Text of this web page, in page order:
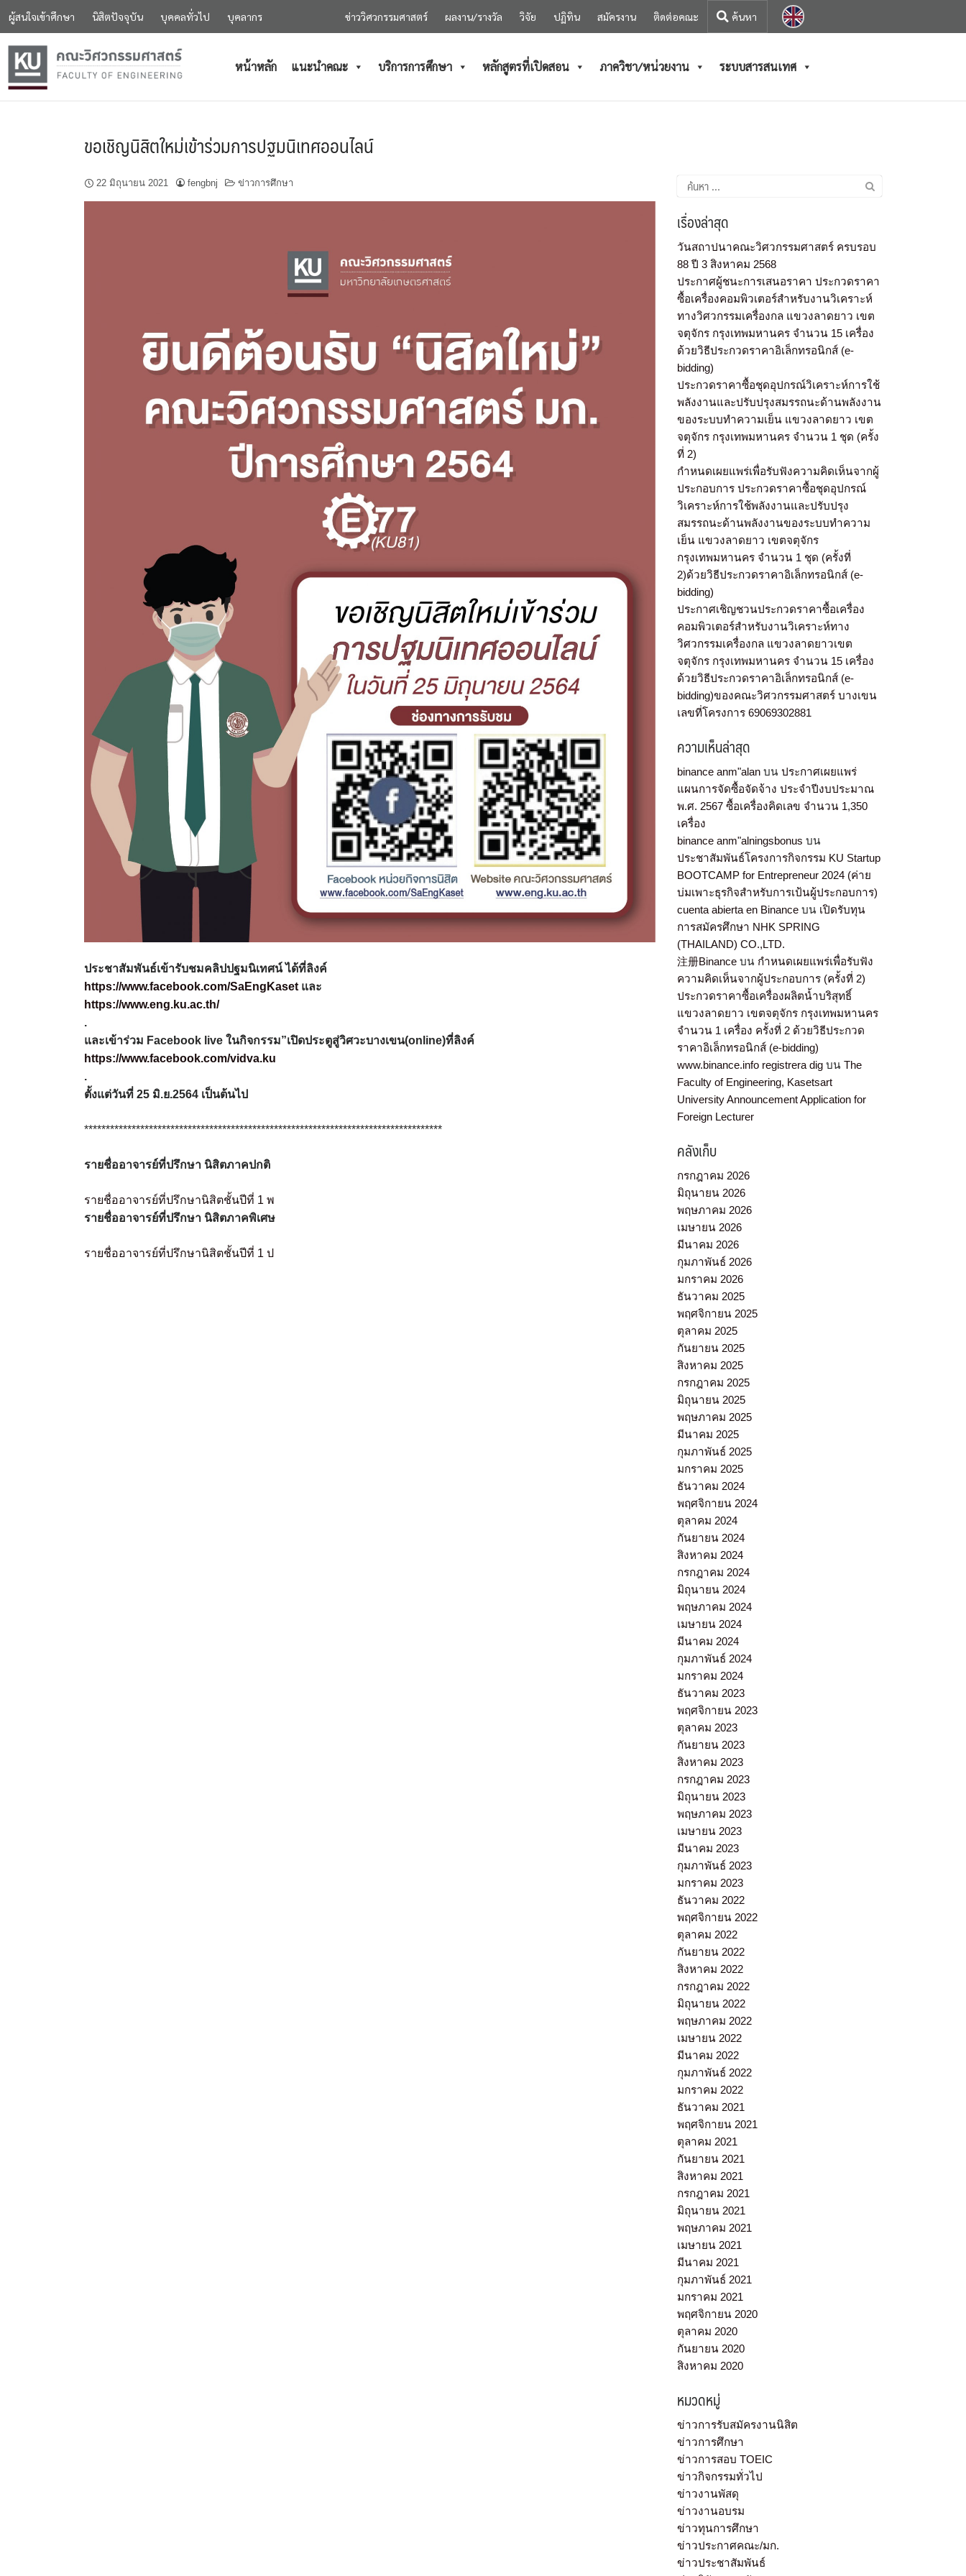
ผู้สนใจเข้าศึกษา นิสิตปัจจุบัน บุคคลทั่วไป บุคลากร ข่าววิศวกรรมศาสตร์ ผลงาน/รางวัล วิจัย ปฏิทิน สมัครงาน ติดต่อคณะ
หน้าหลัก แนะนำคณะ บริการการศึกษา หลักสูตรที่เปิดสอน ภาควิชา/หน่วยงาน ระบบสารสนเทศ
ขอเชิญนิสิตใหม่เข้าร่วมการปฐมนิเทศออนไลน์
22 มิถุนายน 2021 fengbnj ข่าวการศึกษา
ประชาสัมพันธ์เข้ารับชมคลิปปฐมนิเทศน์ ได้ที่ลิงค์
https://www.facebook.com/SaEngKaset และ
https://www.eng.ku.ac.th/
.
และเข้าร่วม Facebook live ในกิจกรรม”เปิดประตูสู่วิศวะบางเขน(online)ที่ลิงค์
https://www.facebook.com/vidva.ku
.
ตั้งแต่วันที่ 25 มิ.ย.2564 เป็นต้นไป
***********************************************************************************
รายชื่ออาจารย์ที่ปรึกษา นิสิตภาคปกติ
รายชื่ออาจารย์ที่ปรึกษานิสิตชั้นปีที่ 1 พ
รายชื่ออาจารย์ที่ปรึกษา นิสิตภาคพิเศษ
รายชื่ออาจารย์ที่ปรึกษานิสิตชั้นปีที่ 1 ป
เรื่องล่าสุด
วันสถาปนาคณะวิศวกรรมศาสตร์ ครบรอบ
88 ปี 3 สิงหาคม 2568
ประกาศผู้ชนะการเสนอราคา ประกวดราคา
ซื้อเครื่องคอมพิวเตอร์สำหรับงานวิเคราะห์
ทางวิศวกรรมเครื่องกล แขวงลาดยาว เขต
จตุจักร กรุงเทพมหานคร จำนวน 15 เครื่อง
ด้วยวิธีประกวดราคาอิเล็กทรอนิกส์ (e-
bidding)
ประกวดราคาซื้อชุดอุปกรณ์วิเคราะห์การใช้
พลังงานและปรับปรุงสมรรถนะด้านพลังงาน
ของระบบทำความเย็น แขวงลาดยาว เขต
จตุจักร กรุงเทพมหานคร จำนวน 1 ชุด (ครั้ง
ที่ 2)
กำหนดเผยแพร่เพื่อรับฟังความคิดเห็นจากผู้
ประกอบการ ประกวดราคาซื้อชุดอุปกรณ์
วิเคราะห์การใช้พลังงานและปรับปรุง
สมรรถนะด้านพลังงานของระบบทำความ
เย็น แขวงลาดยาว เขตจตุจักร
กรุงเทพมหานคร จำนวน 1 ชุด (ครั้งที่
2)ด้วยวิธีประกวดราคาอิเล็กทรอนิกส์ (e-
bidding)
ประกาศเชิญชวนประกวดราคาซื้อเครื่อง
คอมพิวเตอร์สำหรับงานวิเคราะห์ทาง
วิศวกรรมเครื่องกล แขวงลาดยาวเขต
จตุจักร กรุงเทพมหานคร จำนวน 15 เครื่อง
ด้วยวิธีประกวดราคาอิเล็กทรอนิกส์ (e-
bidding)ของคณะวิศวกรรมศาสตร์ บางเขน
เลขที่โครงการ 69069302881
ความเห็นล่าสุด
binance anm"alan บนประกาศเผยแพร่
แผนการจัดซื้อจัดจ้าง ประจำปีงบประมาณ
พ.ศ. 2567 ซื้อเครื่องคิดเลข จำนวน 1,350
เครื่อง
binance anm"alningsbonus บน
ประชาสัมพันธ์โครงการกิจกรรม KU Startup
BOOTCAMP for Entrepreneur 2024 (ค่าย
บ่มเพาะธุรกิจสำหรับการเป้นผู้ประกอบการ)
cuenta abierta en Binance บน เปิดรับทุน
การสมัครศึกษา NHK SPRING
(THAILAND) CO.,LTD.
注册Binance บน กำหนดเผยแพร่เพื่อรับฟัง
ความคิดเห็นจากผู้ประกอบการ (ครั้งที่ 2)
ประกวดราคาซื้อเครื่องผลิตน้ำบริสุทธิ์
แขวงลาดยาว เขตจตุจักร กรุงเทพมหานคร
จำนวน 1 เครื่อง ครั้งที่ 2 ด้วยวิธีประกวด
ราคาอิเล็กทรอนิกส์ (e-bidding)
www.binance.info registrera dig บนThe
Faculty of Engineering, Kasetsart
University Announcement Application for
Foreign Lecturer
คลังเก็บ
กรกฎาคม 2026
มิถุนายน 2026
พฤษภาคม 2026
เมษายน 2026
มีนาคม 2026
กุมภาพันธ์ 2026
มกราคม 2026
ธันวาคม 2025
พฤศจิกายน 2025
ตุลาคม 2025
กันยายน 2025
สิงหาคม 2025
กรกฎาคม 2025
มิถุนายน 2025
พฤษภาคม 2025
มีนาคม 2025
กุมภาพันธ์ 2025
มกราคม 2025
ธันวาคม 2024
พฤศจิกายน 2024
ตุลาคม 2024
กันยายน 2024
สิงหาคม 2024
กรกฎาคม 2024
มิถุนายน 2024
พฤษภาคม 2024
เมษายน 2024
มีนาคม 2024
กุมภาพันธ์ 2024
มกราคม 2024
ธันวาคม 2023
พฤศจิกายน 2023
ตุลาคม 2023
กันยายน 2023
สิงหาคม 2023
กรกฎาคม 2023
มิถุนายน 2023
พฤษภาคม 2023
เมษายน 2023
มีนาคม 2023
กุมภาพันธ์ 2023
มกราคม 2023
ธันวาคม 2022
พฤศจิกายน 2022
ตุลาคม 2022
กันยายน 2022
สิงหาคม 2022
กรกฎาคม 2022
มิถุนายน 2022
พฤษภาคม 2022
เมษายน 2022
มีนาคม 2022
กุมภาพันธ์ 2022
มกราคม 2022
ธันวาคม 2021
พฤศจิกายน 2021
ตุลาคม 2021
กันยายน 2021
สิงหาคม 2021
กรกฎาคม 2021
มิถุนายน 2021
พฤษภาคม 2021
เมษายน 2021
มีนาคม 2021
กุมภาพันธ์ 2021
มกราคม 2021
พฤศจิกายน 2020
ตุลาคม 2020
กันยายน 2020
สิงหาคม 2020
หมวดหมู่
ข่าวการรับสมัครงานนิสิต
ข่าวการศึกษา
ข่าวการสอบ TOEIC
ข่าวกิจกรรมทั่วไป
ข่าวงานพัสดุ
ข่าวงานอบรม
ข่าวทุนการศึกษา
ข่าวประกาศคณะ/มก.
ข่าวประชาสัมพันธ์